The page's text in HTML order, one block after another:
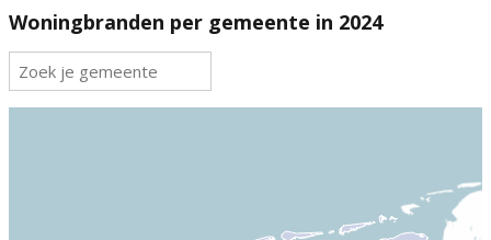
Woningbranden per gemeente in 2024